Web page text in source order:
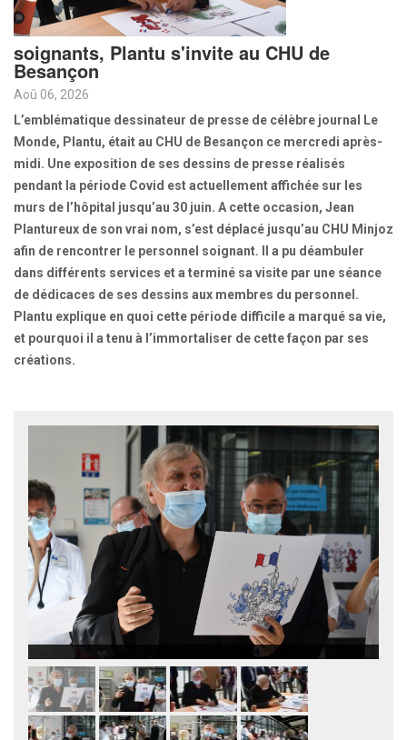
soignants, Plantu s'invite au CHU de
Besançon
Aoû 06, 2026
L’emblématique dessinateur de presse de célèbre journal Le
Monde, Plantu, était au CHU de Besançon ce mercredi après-
midi. Une exposition de ses dessins de presse réalisés
pendant la période Covid est actuellement affichée sur les
murs de l’hôpital jusqu’au 30 juin. A cette occasion, Jean
Plantureux de son vrai nom, s’est déplacé jusqu’au CHU Minjoz
afin de rencontrer le personnel soignant. Il a pu déambuler
dans différents services et a terminé sa visite par une séance
de dédicaces de ses dessins aux membres du personnel.
Plantu explique en quoi cette période difficile a marqué sa vie,
et pourquoi il a tenu à l’immortaliser de cette façon par ses
créations.